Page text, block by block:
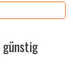
günstig